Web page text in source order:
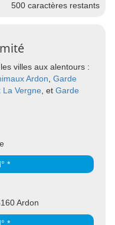
500 caractères restants
villes aux alentours :
Ardon Garde
Vergne , et Garde
*
Ardon